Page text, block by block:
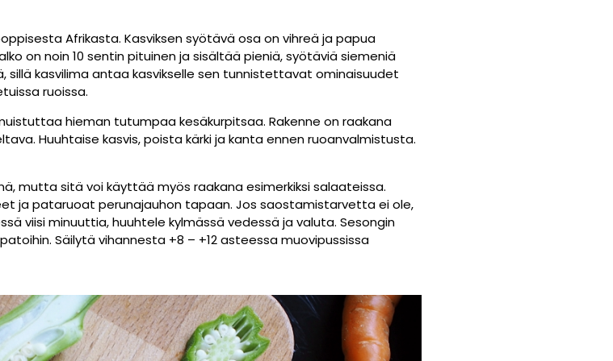
Afrikasta. Kasviksen syötävä osa on vihreä ja papua
on noin 10 sentin pituinen ja sisältää pieniä, syötäviä siemeniä
sillä kasvilima antaa kasvikselle sen tunnistettavat ominaisuudet
ruoissa.
hieman tutumpaa kesäkurpitsaa. Rakenne on raakana
Huuhtaise kasvis, poista kärki ja kanta ennen ruoanvalmistusta.
mutta sitä voi käyttää myös raakana esimerkiksi salaateissa.
ja pataruoat perunajauhon tapaan. Jos saostamistarvetta ei ole,
viisi minuuttia, huuhtele kylmässä vedessä ja valuta. Sesongin
Säilytä vihannesta +8 – +12 asteessa muovipussissa